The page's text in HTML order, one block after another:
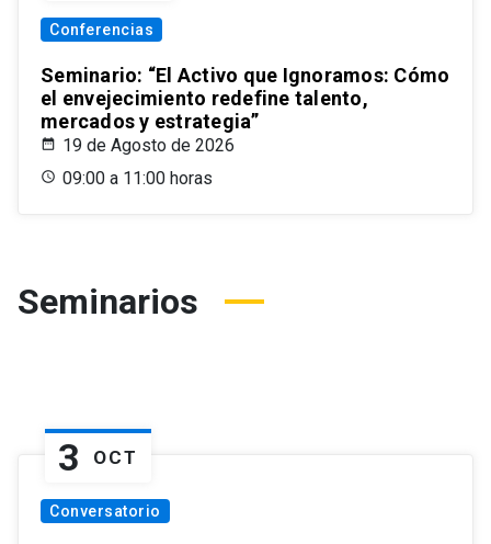
Conferencias
Seminario: “El Activo que Ignoramos: Cómo
el envejecimiento redefine talento,
mercados y estrategia”
19 de Agosto de 2026
09:00 a 11:00 horas
Seminarios
3 OCT
Conversatorio